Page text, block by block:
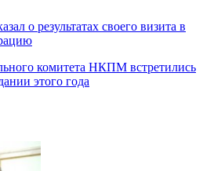
о результатах своего визита в
комитета НКПМ встретились
этого года